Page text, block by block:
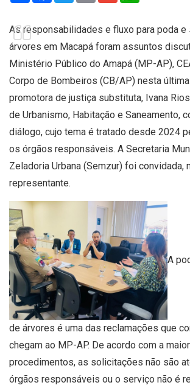
As responsabilidades e fluxo para poda e
árvores em Macapá foram assuntos
Ministério Público do Amapá (MP-AP),
Corpo de Bombeiros (CB/AP) nesta
promotora de justiça substituta, Ivana
de Urbanismo, Habitação e Saneamento,
diálogo, cujo tema é tratado desde 2024
os órgãos responsáveis. A Secretaria
Zeladoria Urbana (Semzur) foi convidada,
representante.
A
de árvores é uma das reclamações que
chegam ao MP-AP. De acordo com a
procedimentos, as solicitações não são
órgãos responsáveis ou o serviço não é